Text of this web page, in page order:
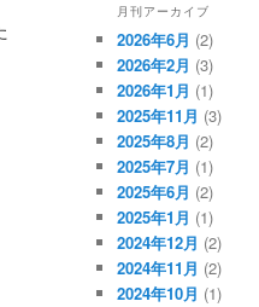
月刊アーカイブ
2026年6月 (2)
2026年2月 (3)
2026年1月 (1)
2025年11月 (3)
2025年8月 (2)
2025年7月 (1)
2025年6月 (2)
2025年1月 (1)
2024年12月 (2)
2024年11月 (2)
2024年10月 (1)